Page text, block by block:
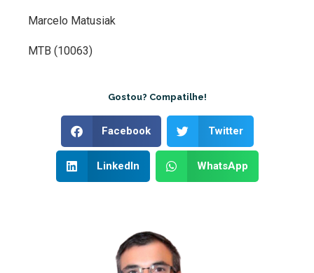
Marcelo Matusiak
MTB (10063)
Gostou? Compatilhe!
Facebook Twitter
LinkedIn WhatsApp